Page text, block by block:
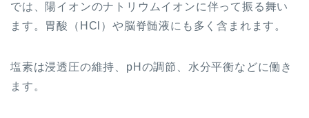
では、陽イオンのナトリウムイオンに伴って振る舞い
ます。 胃酸（HCl）や 脳脊髄液にも多く含まれます。
塩素は浸透圧の維持、pHの調節、水分平衡などに働き
ます。